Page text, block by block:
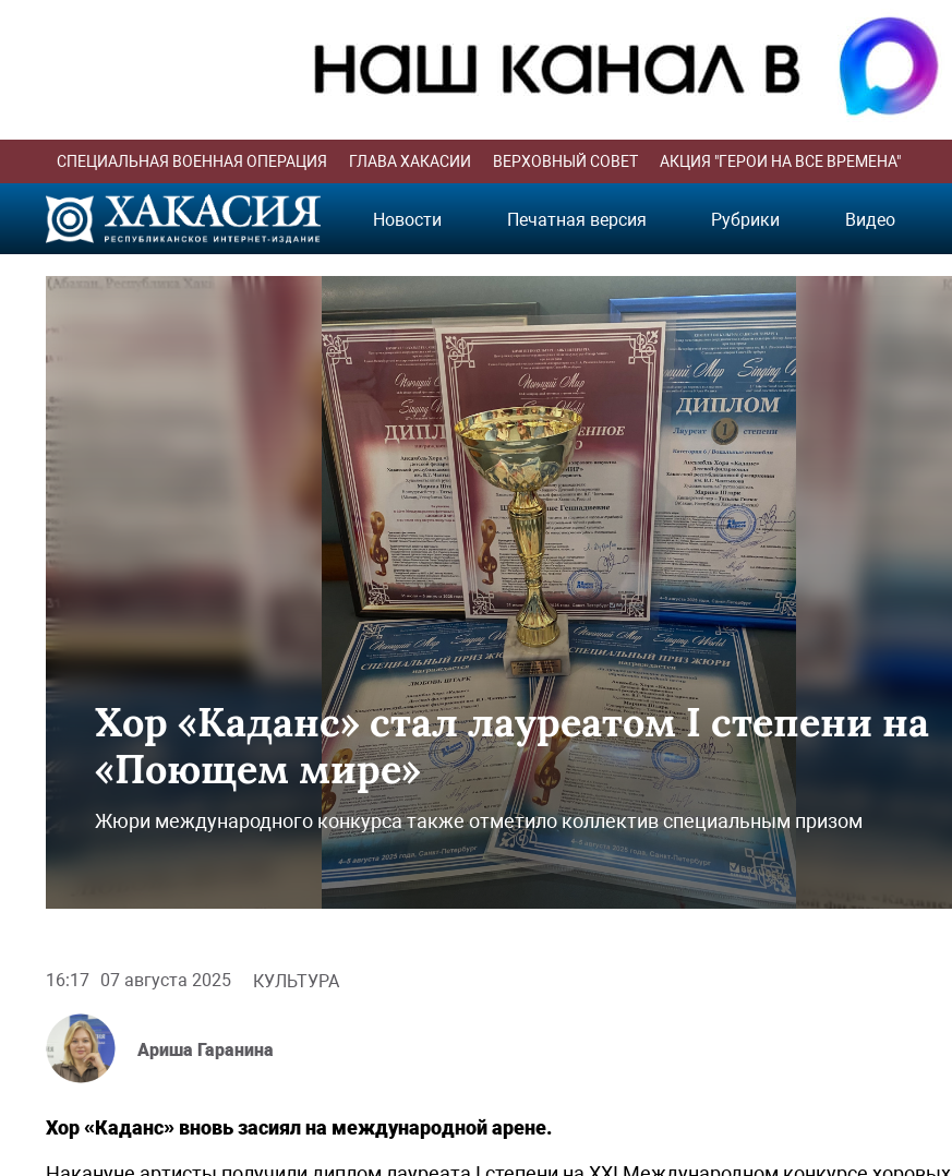
СПЕЦИАЛЬНАЯ ВОЕННАЯ ОПЕРАЦИЯ ГЛАВА ХАКАСИИ ВЕРХОВНЫЙ СОВЕТ АКЦИЯ "ГЕРОИ НА ВСЕ ВРЕМЕНА"
Новости Печатная версия Рубрики Видео
Хор «Каданс» стал лауреатом I степени на
«Поющем мире»
Жюри международного конкурса также отметило коллектив специальным призом
16:17 07 августа 2025 КУЛЬТУРА
Ариша Гаранина
Хор «Каданс» вновь засиял на международной арене.